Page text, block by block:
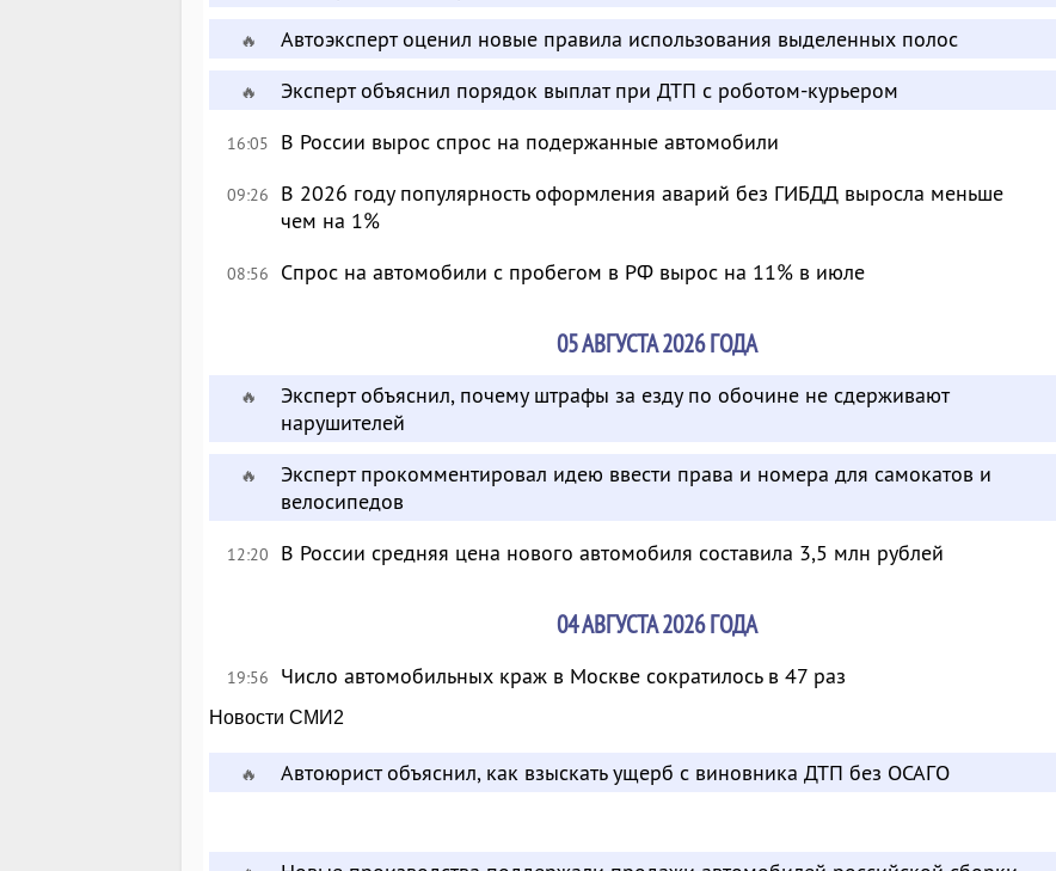
🔥 Автоэксперт оценил новые правила использования выделенных полос
🔥 Эксперт объяснил порядок выплат при ДТП с роботом-курьером
16:05 В России вырос спрос на подержанные автомобили
09:26
В 2026 году популярность оформления аварий без ГИБДД выросла меньше
чем на 1%
08:56 Спрос на автомобили с пробегом в РФ вырос на 11% в июле
05 АВГУСТА 2026 ГОДА
🔥
Эксперт объяснил, почему штрафы за езду по обочине не сдерживают
нарушителей
🔥
Эксперт прокомментировал идею ввести права и номера для самокатов и
велосипедов
12:20 В России средняя цена нового автомобиля составила 3,5 млн рублей
04 АВГУСТА 2026 ГОДА
19:56 Число автомобильных краж в Москве сократилось в 47 раз
Новости СМИ2
🔥 Автоюрист объяснил, как взыскать ущерб с виновника ДТП без ОСАГО